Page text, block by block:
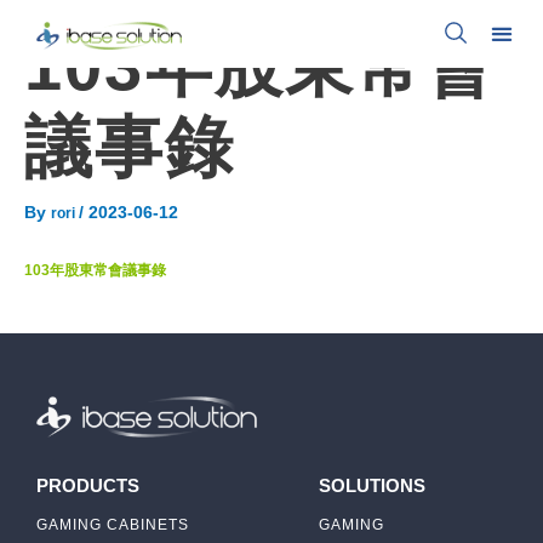
103年股東常會
議事錄
By rori / 2023-06-12
103年股東常會議事錄
PRODUCTS
GAMING CABINETS
SOLUTIONS
GAMING